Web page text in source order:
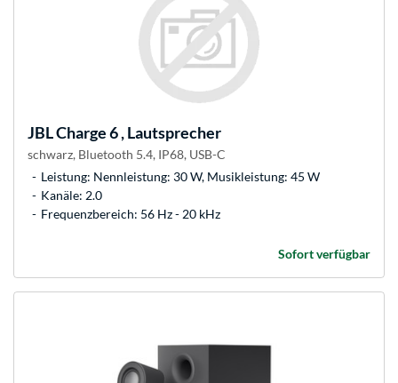
JBLCharge 6 , Lautsprecher
schwarz, Bluetooth 5.4, IP68, USB-C
Leistung: Nennleistung: 30 W, Musikleistung: 45 W
Kanäle: 2.0
Frequenzbereich: 56 Hz - 20 kHz
Sofort verfügbar